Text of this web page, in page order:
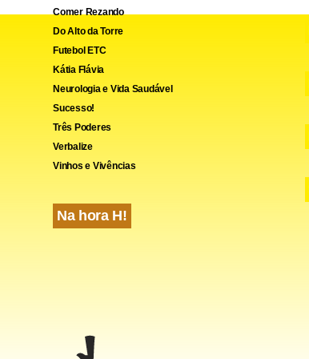
Comer Rezando
Do Alto da Torre
Futebol ETC
Kátia Flávia
Neurologia e Vida Saudável
Sucesso!
Três Poderes
Verbalize
Vinhos e Vivências
Na hora H!